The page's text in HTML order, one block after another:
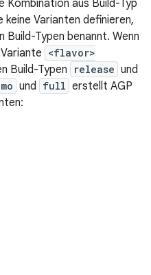
Kombination aus Build-Typ
keine Varianten definieren,
Build-Typen benannt. Wenn
<flavor>
Build-Typen release und
und full erstellt AGP